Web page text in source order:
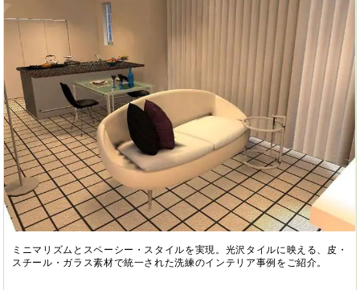
ミニマリズムとスペーシー・スタイルを実現。光沢タイルに映える、皮・
スチール・ガラス素材で統一された洗練のインテリア事例をご紹介。